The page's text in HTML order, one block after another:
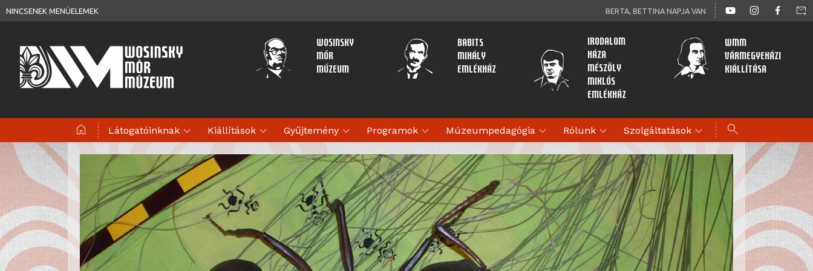
NINCSENEK MENÜELEMEK BERTA, BETTINA NAPJA VAN forward_to_inbox
Wosinsky
Mór
Múzeum
Babits
Mihály
Emlékház
Irodalom
Háza
Mészöly
Miklós
Emlékház
WMM
Vármegyeházi
kiállítása
home Látogatóinknak expand_more Kiállítások expand_more Gyűjtemény expand_more Programok expand_more Múzeumpedagógia expand_more Rólunk expand_more Szolgáltatások expand_more search